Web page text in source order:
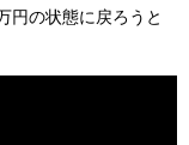
円の状態に戻ろうと